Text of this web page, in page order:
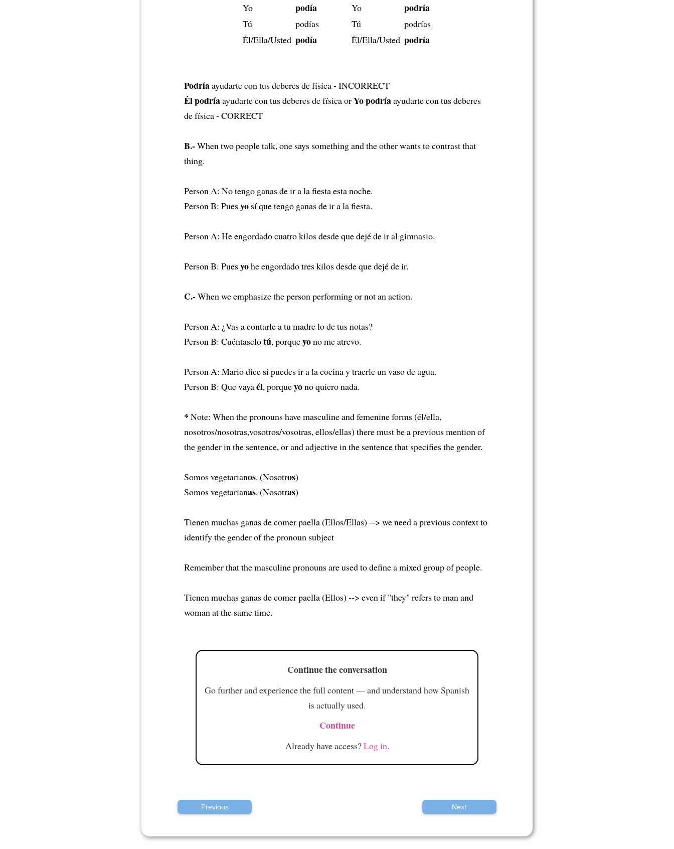
Yo
podía Yo podría
Tú podías Tú
podrías
Él/Ella/Usted podía Él/Ella/Usted podría
Podríaayudarte con tus deberes de física - INCORRECT
Él podríaayudarte con tus deberes de física orYo podríaayudarte con tus deberes
de física - CORRECT
B.-When two people talk, one says something and the other wants to contrast that
thing.
Person A: No tengo ganas de ir a la fiesta esta noche.
Person B: Puesyosí que tengo ganas de ir a la fiesta.
Person A: He engordado cuatro kilos desde que dejé de ir al gimnasio.
Person B: Puesyohe engordado tres kilos desde que dejé de ir.
C.-When we emphasize the person performing or not an action.
Person A: ¿Vas a contarle a tu madre lo de tus notas?
Person B: Cuéntaselotú, porqueyono me atrevo.
Person A: Mario dice si puedes ir a la cocina y traerle un vaso de agua.
Person B: Que vayaél, porqueyono quiero nada.
* Note: When the pronouns have masculine and femenine forms (él/ella,
nosotros/nosotras,vosotros/vosotras, ellos/ellas) there must be a previous mention of
the gender in the sentence, or and adjective in the sentence that specifies the gender.
Somos vegetarianos. (Nosotros)
Somos vegetarianas. (Nosotras)
Tienen muchas ganas de comer paella (Ellos/Ellas) --> we need a previous context to
identify the gender of the pronoun subject
Remember that the masculine pronouns are used to define a mixed group of people.
Tienen muchas ganas de comer paella (Ellos) --> even if "they" refers to man and
woman at the same time.
Continue the conversation
Go further and experience the full content — and understand how Spanish
is actually used.
Continue
Already have access?Log in.
Previous Next